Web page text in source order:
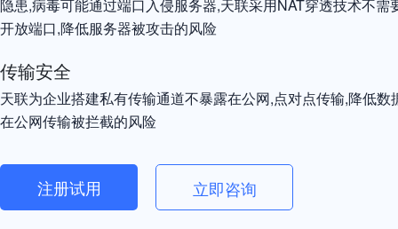
隐患,病毒可能通过端口入侵服务器,天联采用NAT穿透技术不需
开放端口,降低服务器被攻击的风险
传输安全
天联为企业搭建私有传输通道不暴露在公网,点对点传输,降低数
在公网传输被拦截的风险
注册试用 立即咨询